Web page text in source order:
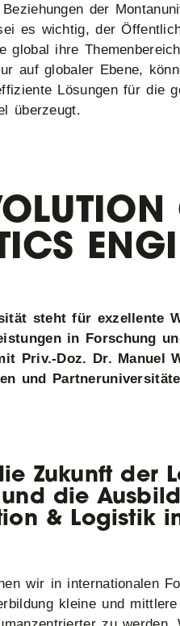
der
es wichtig, der
global ihre
auf globaler Ebene,
Lösungen für die
überzeugt.
steht für exzellente
in Forschung
Priv.-Doz. Dr. Manuel
und
Zukunft der
die
& Logistik
wir in internationalen
kleine und